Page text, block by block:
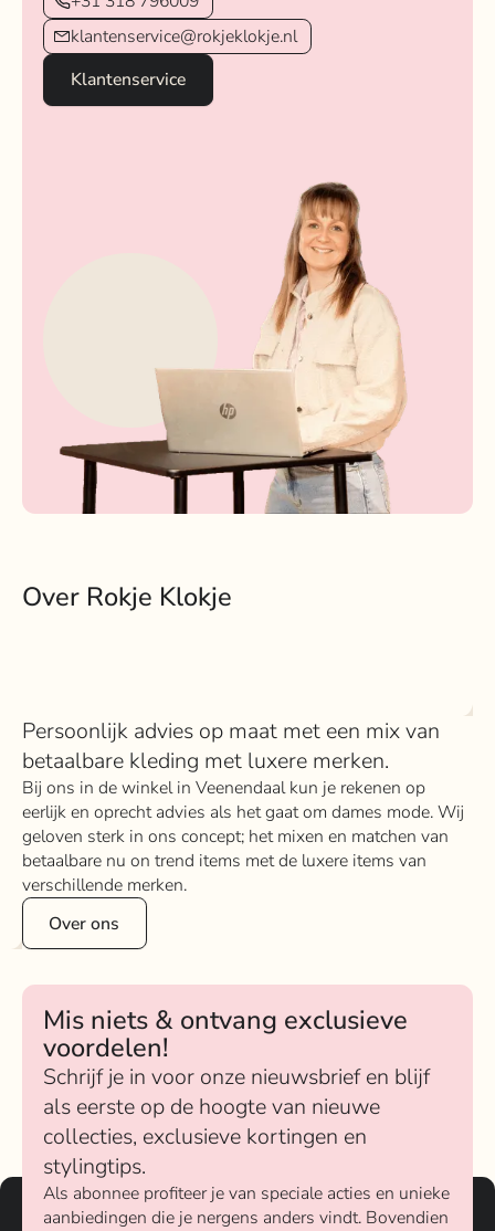
klantenservice@rokjeklokje.nl
Klantenservice
Over Rokje Klokje
Persoonlijk advies op maat met een mix van
betaalbare kleding met luxere merken.
Bij ons in de winkel in Veenendaal kun je rekenen op
eerlijk en oprecht advies als het gaat om dames mode. Wij
geloven sterk in ons concept; het mixen en matchen van
betaalbare nu on trend items met de luxere items van
verschillende merken.
Over ons
Mis niets & ontvang exclusieve
voordelen!
Schrijf je in voor onze nieuwsbrief en blijf
als eerste op de hoogte van nieuwe
collecties, exclusieve kortingen en
stylingtips.
Als abonnee profiteer je van speciale acties en unieke
aanbiedingen die je nergens anders vindt. Bovendien